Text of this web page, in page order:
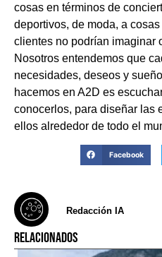
cosas en términos de
deportivos, de moda, a
clientes no podrían imaginar
Nosotros entendemos que
necesidades, deseos y
hacemos en A2D es
conocerlos, para diseñar las
ellos alrededor de todo el
Facebook
Redacción IA
RELACIONADOS